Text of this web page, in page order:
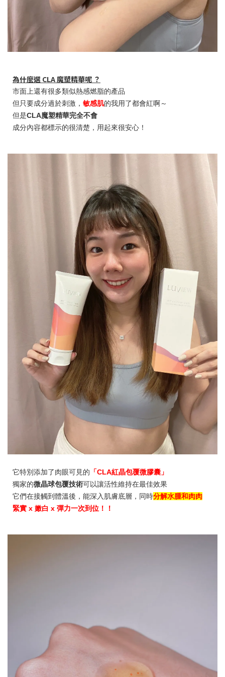
為什麼選 CLA 魔塑精華呢 ？
市面上還有很多類似熱感燃脂的產品
但只要成分過於刺激， 敏感肌的我用了都會紅啊～
但是CLA魔塑精華完全不會
成分內容都標示的很清楚，用起來很安心！
它特別添加了肉眼可見的 「CLA紅晶包覆微膠囊」
獨家的微晶球包覆技術可以讓活性維持在最佳效果
它們在接觸到體溫後，能深入肌膚底層，同時分解水腫和肉肉
緊實 x 嫩白 x 彈力一次到位！！